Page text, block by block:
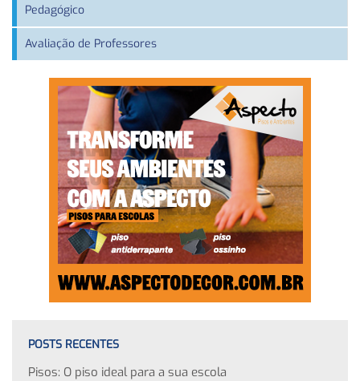
Pedagógico
Avaliação de Professores
POSTS RECENTES
Pisos: O piso ideal para a sua escola